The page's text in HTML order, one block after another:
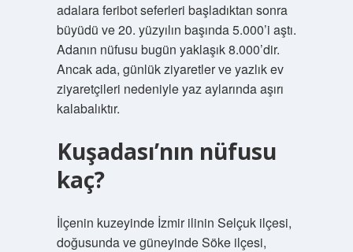
adalara feribot seferleri başladıktan sonra
büyüdü ve 20. yüzyılın başında 5.000’i aştı.
Adanın nüfusu bugün yaklaşık 8.000’dir.
Ancak ada, günlük ziyaretler ve yazlık ev
ziyaretçileri nedeniyle yaz aylarında aşırı
kalabalıktır.
Kuşadası’nın nüfusu
kaç?
İlçenin kuzeyinde İzmir ilinin Selçuk ilçesi,
doğusunda ve güneyinde Söke ilçesi,